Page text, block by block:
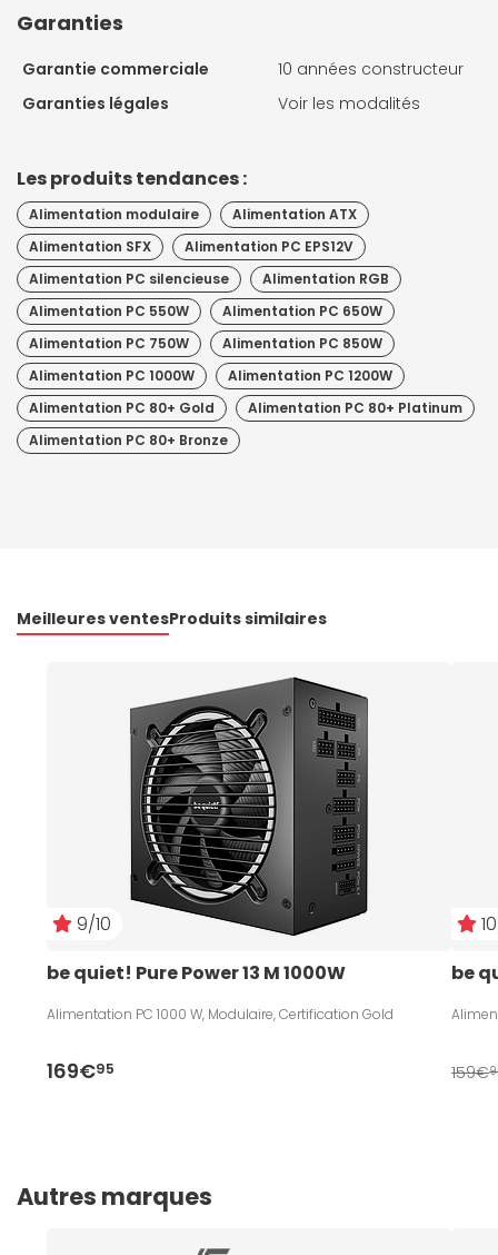
Garanties
Garantie commerciale
10 années constructeur
Garanties légales
Voir les modalités
Les produits tendances :
Alimentation modulaire
Alimentation ATX
Alimentation SFX
Alimentation PC EPS12V
Alimentation PC silencieuse
Alimentation RGB
Alimentation PC 550W
Alimentation PC 650W
Alimentation PC 750W
Alimentation PC 850W
Alimentation PC 1000W
Alimentation PC 1200W
Alimentation PC 80+ Gold
Alimentation PC 80+ Platinum
Alimentation PC 80+ Bronze
Meilleures ventesProduits similaires
9/10
be quiet! Pure Power 13 M 1000W
Alimentation PC 1000 W, Modulaire, Certification Gold
169€95
be
159€
Autres marques